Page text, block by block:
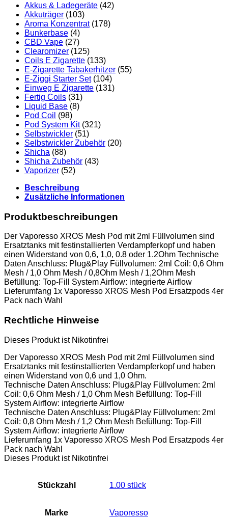
Akkus & Ladegeräte (42)
Akkuträger (103)
Aroma Konzentrat (178)
Bunkerbase (4)
CBD Vape (27)
Clearomizer (125)
Coils E Zigarette (133)
E-Zigarette Tabakerhitzer (55)
E-Ziggi Starter Set (104)
Einweg E Zigarette (131)
Fertig Coils (31)
Liquid Base (8)
Pod Coil (98)
Pod System Kit (321)
Selbstwickler (51)
Selbstwickler Zubehör (20)
Shicha (88)
Shicha Zubehör (43)
Vaporizer (52)
Beschreibung
Zusätzliche Informationen
Produktbeschreibungen
Der Vaporesso XROS Mesh Pod mit 2ml Füllvolumen sind
Ersatztanks mit festinstallierten Verdampferkopf und haben
einen Widerstand von 0,6, 1,0, 0.8 oder 1.2Ohm Technische
Daten Anschluss: Plug&Play Füllvolumen: 2ml Coil: 0,6 Ohm
Mesh / 1,0 Ohm Mesh / 0,8Ohm Mesh / 1,2Ohm Mesh
Befüllung: Top-Fill System Airflow: integrierte Airflow
Lieferumfang 1x Vaporesso XROS Mesh Pod Ersatzpods 4er
Pack nach Wahl
Rechtliche Hinweise
Dieses Produkt ist Nikotinfrei
Der Vaporesso XROS Mesh Pod mit 2ml Füllvolumen sind
Ersatztanks mit festinstallierten Verdampferkopf und haben
einen Widerstand von 0,6 und 1,0 Ohm.
Technische Daten Anschluss: Plug&Play Füllvolumen: 2ml
Coil: 0,6 Ohm Mesh / 1,0 Ohm Mesh Befüllung: Top-Fill
System Airflow: integrierte Airflow
Technische Daten Anschluss: Plug&Play Füllvolumen: 2ml
Coil: 0,8 Ohm Mesh / 1,2 Ohm Mesh Befüllung: Top-Fill
System Airflow: integrierte Airflow
Lieferumfang 1x Vaporesso XROS Mesh Pod Ersatzpods 4er
Pack nach Wahl
Dieses Produkt ist Nikotinfrei
Stückzahl ‎1.00 stück
Marke Vaporesso